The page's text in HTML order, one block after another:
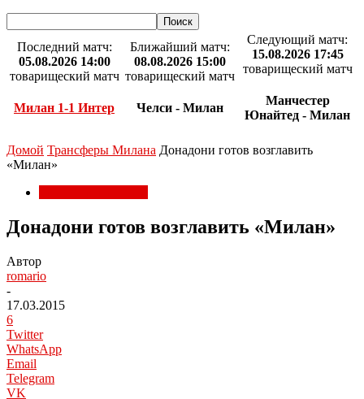
Последний матч:
05.08.2026 14:00
товарищеский матч
Милан 1-1 Интер
Ближайший матч:
08.08.2026 15:00
товарищеский матч
Челси - Милан
Следующий матч:
15.08.2026 17:45
товарищеский матч
Манчестер
Юнайтед - Милан
Домой Трансферы Милана Донадони готов возглавить
«Милан»
Донадони готов возглавить «Милан»
Автор
romario
-
17.03.2015
6
Twitter
WhatsApp
Email
Telegram
VK